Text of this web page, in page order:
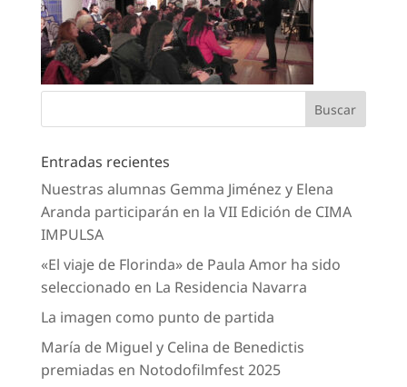
Entradas recientes
Nuestras alumnas Gemma Jiménez y Elena
Aranda participarán en la VII Edición de CIMA
IMPULSA
«El viaje de Florinda» de Paula Amor ha sido
seleccionado en La Residencia Navarra
La imagen como punto de partida
María de Miguel y Celina de Benedictis
premiadas en Notodofilmfest 2025